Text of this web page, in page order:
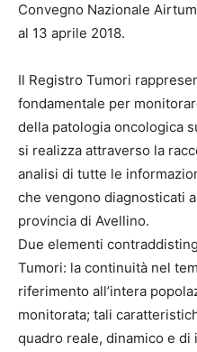
Convegno Nazionale
al 13 aprile 2018.
Il Registro Tumori
fondamentale per
della patologia oncologica
si realizza attraverso la
analisi di tutte le
che vengono diagnosticati
provincia di Avellino.
Due elementi
Tumori: la continuità nel
riferimento all’intera
monitorata; tali
quadro reale, dinamico e